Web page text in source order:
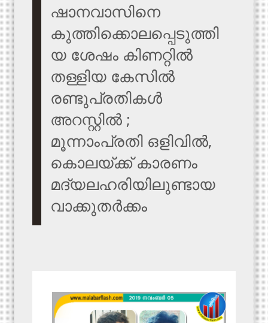
ഷാനവാസിനെ
കുത്തിക്കൊലപ്പെടുത്തി
യ ശേഷം കിണറ്റില്‍
തള്ളിയ കേസില്‍
രണ്ടുപ്രതികള്‍
അറസ്റ്റില്‍ ;
മൂന്നാംപ്രതി ഒളിവില്‍,
കൊലയ്ക്ക് കാരണം
മദ്യലഹരിയിലുണ്ടായ
വാക്കുതര്‍ക്കം